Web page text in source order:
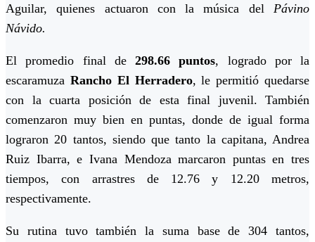
Aguilar, quienes actuaron con la música del Pávino
Návido.
El promedio final de 298.66 puntos, logrado por la
escaramuza Rancho El Herradero, le permitió quedarse
con la cuarta posición de esta final juvenil. También
comenzaron muy bien en puntas, donde de igual forma
lograron 20 tantos, siendo que tanto la capitana, Andrea
Ruiz Ibarra, e Ivana Mendoza marcaron puntas en tres
tiempos, con arrastres de 12.76 y 12.20 metros,
respectivamente.
Su rutina tuvo también la suma base de 304 tantos,